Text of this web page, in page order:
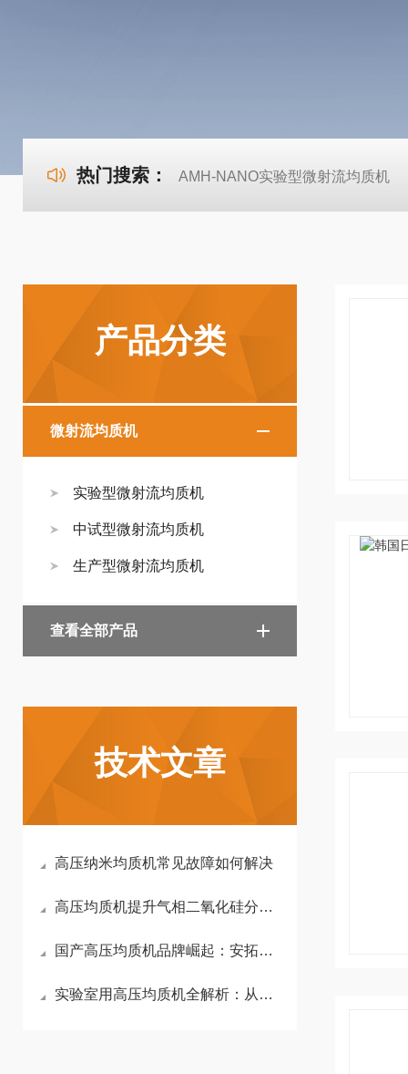
热门搜索： AMH-NANO实验型微射流均质机
产品分类
微射流均质机
实验型微射流均质机
中试型微射流均质机
生产型微射流均质机
查看全部产品
技术文章
高压纳米均质机常见故障如何解决
高压均质机提升气相二氧化硅分散性，充分发挥其增稠触变性能
国产高压均质机品牌崛起：安拓思不输进口？
实验室用高压均质机全解析：从均质原理到选型黄金法则